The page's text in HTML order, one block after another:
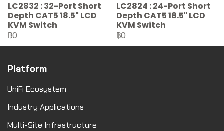
LC2832 : 32-Port Short
Depth CAT5 18.5" LCD
KVM Switch
฿0
LC2824 : 24-Port Short
Depth CAT5 18.5" LCD
KVM Switch
฿0
Platform
UniFi Ecosystem
Industry Applications
Multi-Site Infrastructure